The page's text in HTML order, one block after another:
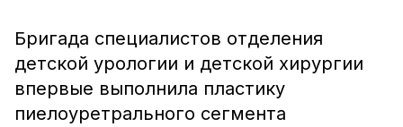
Бригада специалистов отделения
детской урологии и детской хирургии
впервые выполнила пластику
пиелоуретрального сегмента